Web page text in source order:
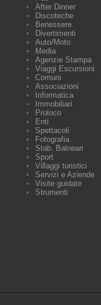
After Dinner
Discoteche
Benessere
Divertimenti
Auto/Moto
Media
Agenzie Stampa
Viaggi Escursioni
Comuni
Associazioni
Informatica
Immobiliari
Proloco
Enti
Spettacoli
Fotografia
Stab. Balneari
Sport
Villaggi turistici
Servizi e Aziende
Visite guidate
Strumenti